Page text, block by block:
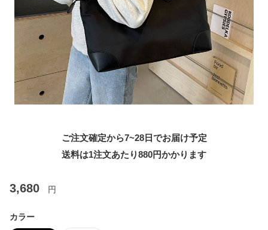
ご注文確定から7~28日でお届け予定
送料は1注文あたり880円かかります
3,680 円
カラー